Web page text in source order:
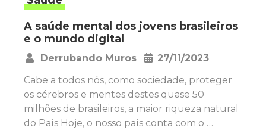
A saúde mental dos jovens brasileiros
e o mundo digital
Derrubando Muros
27/11/2023
Cabe a todos nós, como sociedade, proteger
os cérebros e mentes destes quase 50
milhões de brasileiros, a maior riqueza natural
do País Hoje, o nosso país conta com o …